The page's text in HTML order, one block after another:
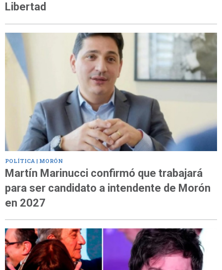
Libertad
POLÍTICA | MORÓN
Martín Marinucci confirmó que trabajará
para ser candidato a intendente de Morón
en 2027